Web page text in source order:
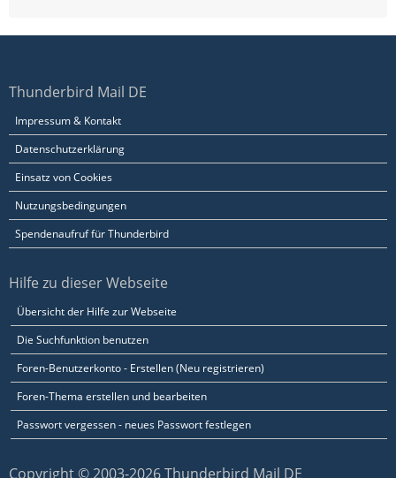
Thunderbird Mail DE
Impressum & Kontakt
Datenschutzerklärung
Einsatz von Cookies
Nutzungsbedingungen
Spendenaufruf für Thunderbird
Hilfe zu dieser Webseite
Übersicht der Hilfe zur Webseite
Die Suchfunktion benutzen
Foren-Benutzerkonto - Erstellen (Neu registrieren)
Foren-Thema erstellen und bearbeiten
Passwort vergessen - neues Passwort festlegen
Copyright © 2003-2026 Thunderbird Mail DE